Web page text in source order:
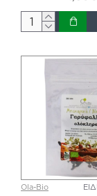
Ola-Bio